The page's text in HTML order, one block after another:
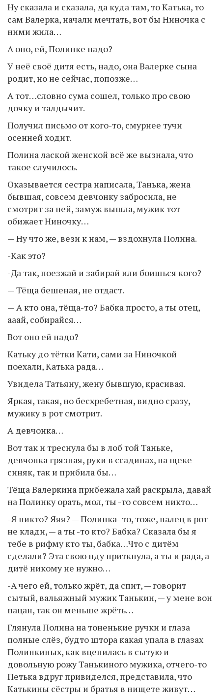
Ну сказала и сказала, да куда там, то Катька, то
сам Валерка, начали мечтать, вот бы Ниночка с
ними жила…
А оно, ей, Полинке надо?
У неё своё дитя есть, надо, она Валерке сына
родит, но не сейчас, попозже…
А тот…словно сума сошел, только про свою
дочку и талдычит.
Получил письмо от кого-то, смурнее тучи
осенней ходит.
Полина лаской женской всё же вызнала, что
такое случилось.
Оказывается сестра написала, Танька, жена
бывшая, совсем девчонку забросила, не
смотрит за ней, замуж вышла, мужик тот
обижает Ниночку…
— Ну что же, вези к нам, — вздохнула Полина.
-Как это?
-Да так, поезжай и забирай или боишься кого?
— Тёща бешеная, не отдаст.
— А кто она, тёща-то? Бабка просто, а ты отец,
ааай, собирайся…
Вот оно ей надо?
Катьку до тётки Кати, сами за Ниночкой
поехали, Катька рада…
Увидела Татьяну, жену бывшую, красивая.
Яркая, такая, но бесхребетная, видно сразу,
мужику в рот смотрит.
А девчонка…
Вот так и треснула бы в лоб той Таньке,
девчонка грязная, руки в ссадинах, на щеке
синяк, так и прибила бы…
Тёща Валеркина прибежала хай раскрыла, давай
на Полинку орать, мол, ты -то совсем никто…
-Я никто? Яяя? — Полинка- то, тоже, палец в рот
не клади, — а ты -то кто? Бабка? Сказала бы я
тебе в рифму кто ты, бабка…Что с дитём
сделали? Эта свою нду приткнула, а ты и рада, а
дитё никому не нужно…
-А чего ей, только жрёт, да спит, — говорит
сытый, вальяжный мужик Танькин, — у мене вон
пацан, так он меньше жрёть…
Глянула Полина на тоненькие ручки и глаза
полные слёз, будто штора какая упала в глазах
Полинкиных, как вцепилась в сытую и
довольную рожу Танькиного мужика, отчего-то
Петька вдруг привиделся, представила, что
Катькины сёстры и братья в нищете живут…